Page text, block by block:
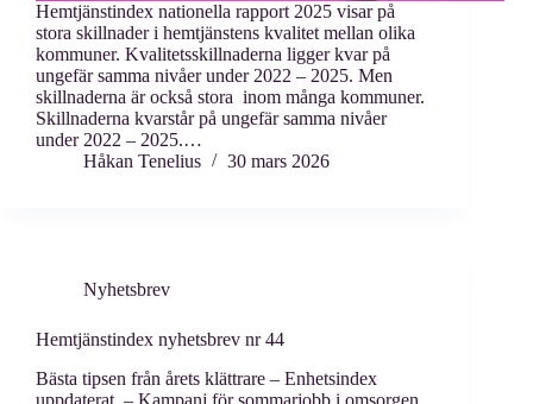
Hemtjänstindex nationella rapport 2025 visar på
stora skillnader i hemtjänstens kvalitet mellan olika
kommuner. Kvalitetsskillnaderna ligger kvar på
ungefär samma nivåer under 2022 – 2025. Men
skillnaderna är också stora inom många kommuner.
Skillnaderna kvarstår på ungefär samma nivåer
under 2022 – 2025.…
Håkan Tenelius
30 mars 2026
Nyhetsbrev
Hemtjänstindex nyhetsbrev nr 44
Bästa tipsen från årets klättrare – Enhetsindex
uppdaterat – Kampanj för sommarjobb i omsorgen